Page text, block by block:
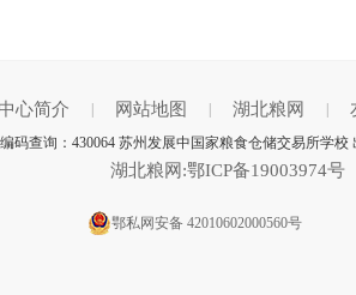
心简介 网站地图 湖北粮网
码查询：430064 苏州发展中国家粮食仓储交易所学校
湖北粮网:鄂ICP备19003974号
鄂私网安备 42010602000560号